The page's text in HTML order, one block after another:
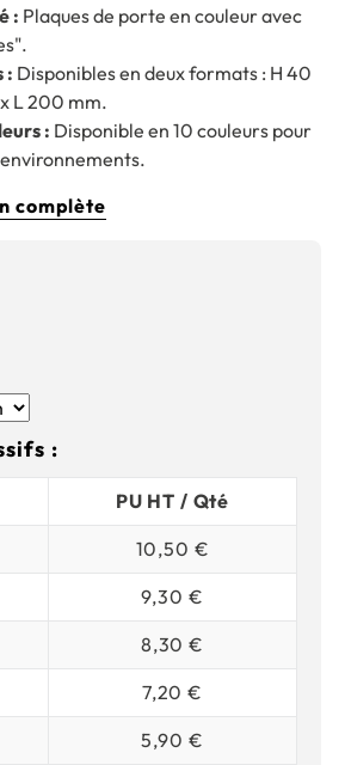
: Plaques de porte en couleur avec
: Disponibles en deux formats : H 40
L 200 mm.
: Disponible en 10 couleurs pour
complète
:
PU HT / Qté
10,50 €
9,30 €
8,30 €
7,20 €
5,90 €